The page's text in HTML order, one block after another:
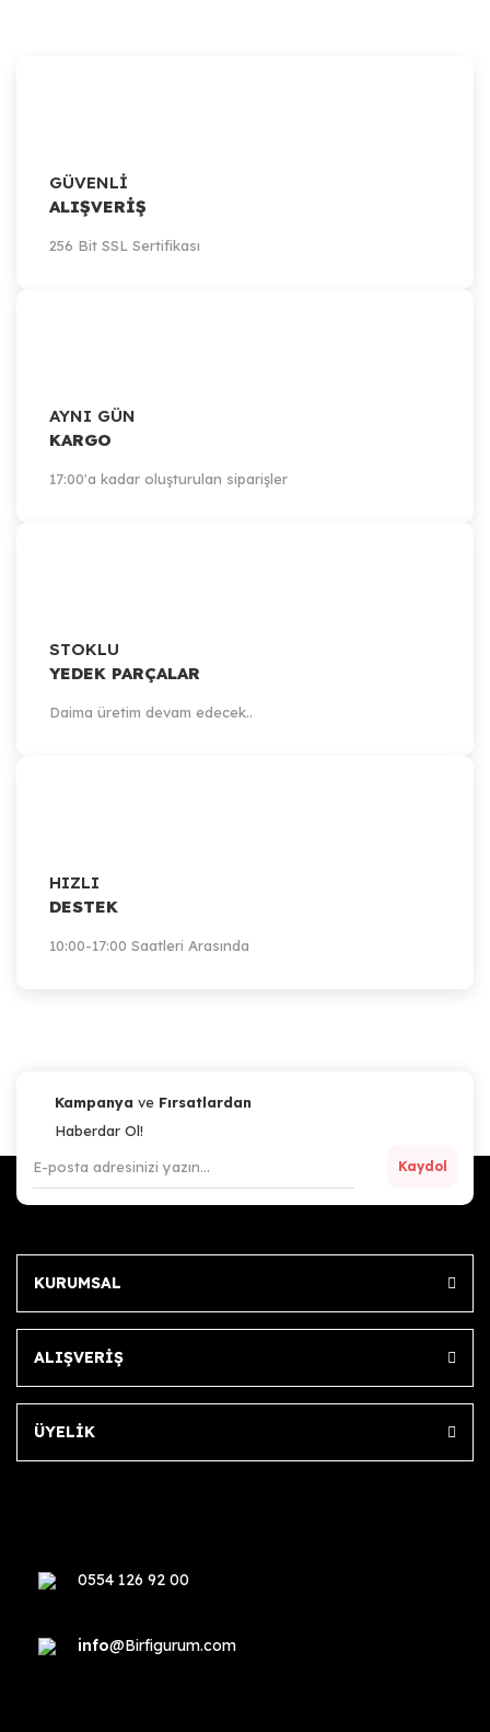
GÜVENLİ
ALIŞVERİŞ
256 Bit SSL Sertifikası
AYNI GÜN
KARGO
17:00'a kadar oluşturulan siparişler
STOKLU
YEDEK PARÇALAR
Daima üretim devam edecek..
HIZLI
DESTEK
10:00-17:00 Saatleri Arasında
Kampanya ve Fırsatlardan
Haberdar Ol!
Kaydol
KURUMSAL
ALIŞVERİŞ
ÜYELİK
0554 126 92 00
info@Birfigurum.com